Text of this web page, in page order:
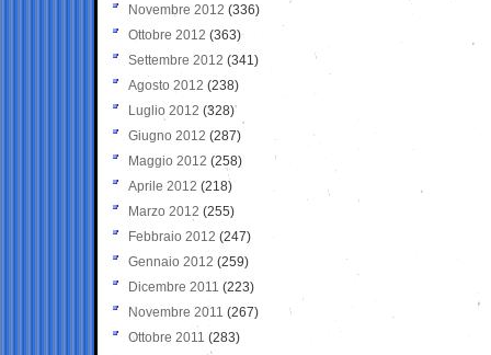
Novembre 2012 (336)
Ottobre 2012 (363)
Settembre 2012 (341)
Agosto 2012 (238)
Luglio 2012 (328)
Giugno 2012 (287)
Maggio 2012 (258)
Aprile 2012 (218)
Marzo 2012 (255)
Febbraio 2012 (247)
Gennaio 2012 (259)
Dicembre 2011 (223)
Novembre 2011 (267)
Ottobre 2011 (283)